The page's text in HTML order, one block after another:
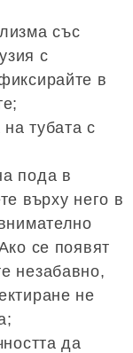
със
с
в
тубата с
пода в
върху него в
се появят
незабавно,
не
да